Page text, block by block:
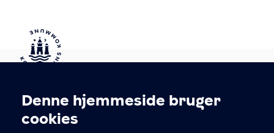
Cookieindstillinger
Denne hjemmeside bruger
cookies
Kontakt Københavns Kommune
T